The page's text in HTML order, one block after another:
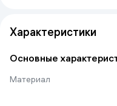
Характеристики
Основные
Материал